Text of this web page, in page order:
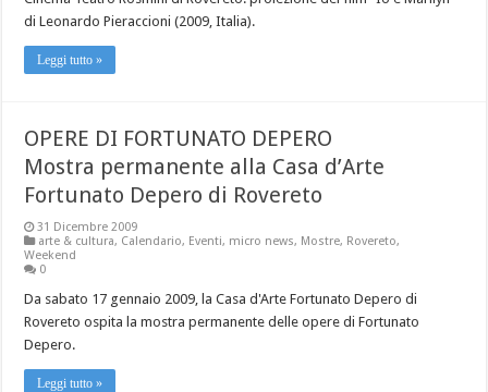
di Leonardo Pieraccioni (2009, Italia).
Leggi tutto »
OPERE DI FORTUNATO DEPERO
Mostra permanente alla Casa d’Arte
Fortunato Depero di Rovereto
31 Dicembre 2009
arte & cultura, Calendario, Eventi, micro news, Mostre, Rovereto,
Weekend
0
Da sabato 17 gennaio 2009, la Casa d'Arte Fortunato Depero di
Rovereto ospita la mostra permanente delle opere di Fortunato
Depero.
Leggi tutto »